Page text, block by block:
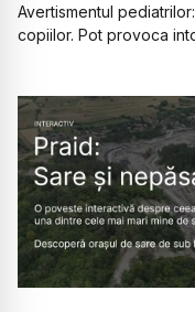
Avertismentul
copiilor. Pot provoca